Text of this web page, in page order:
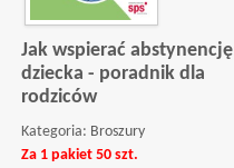
Jak wspierać abstynencję
dziecka - poradnik dla
rodziców
Kategoria: Broszury
Za 1 pakiet 50 szt.